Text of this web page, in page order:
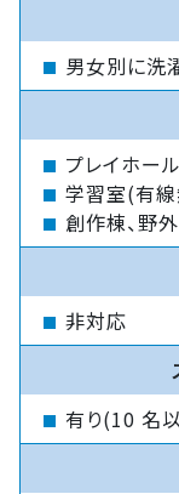
男女別に洗
プレイホー
学習室(有
創作棟、野
非対応
有り(10 名